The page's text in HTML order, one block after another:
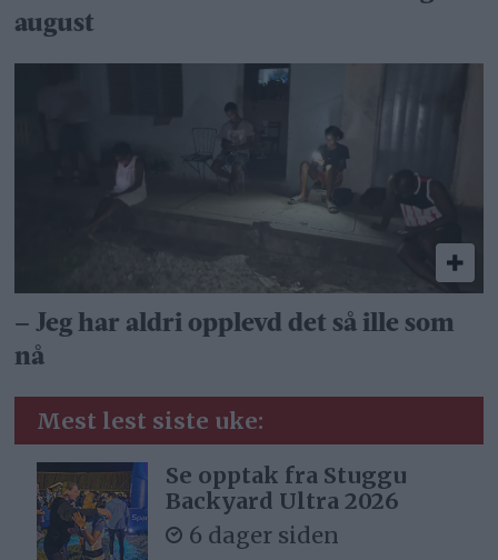
august
– Jeg har aldri opplevd det så ille som
nå
Mest lest siste uke:
Se opptak fra Stuggu
Backyard Ultra 2026
6 dager siden